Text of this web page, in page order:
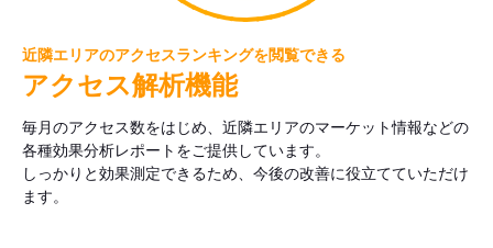
近隣エリアのアクセスランキングを閲覧できる
アクセス解析機能
毎月のアクセス数をはじめ、近隣エリアのマーケット情報などの
各種効果分析レポートをご提供しています。
しっかりと効果測定できるため、今後の改善に役立てていただけ
ます。